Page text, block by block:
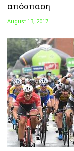
απόσπαση
August 13, 2017